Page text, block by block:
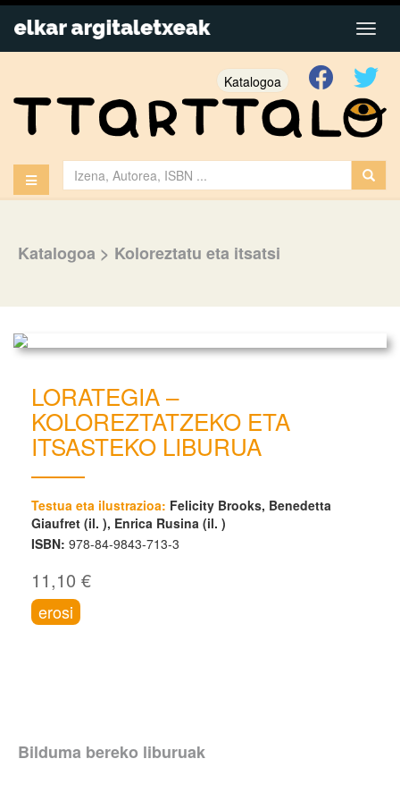
Katalogoa
Katalogoa > Koloreztatu eta itsatsi
LORATEGIA –
KOLOREZTATZEKO ETA
ITSASTEKO LIBURUA
Testua eta ilustrazioa: Felicity Brooks, Benedetta
Giaufret (il. ), Enrica Rusina (il. )
ISBN: 978-84-9843-713-3
11,10 €
erosi
Bilduma bereko liburuak